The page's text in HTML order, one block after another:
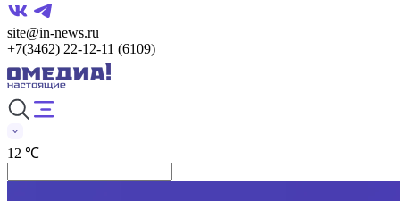
site@in-news.ru
+7(3462) 22-12-11 (6109)
12 ℃